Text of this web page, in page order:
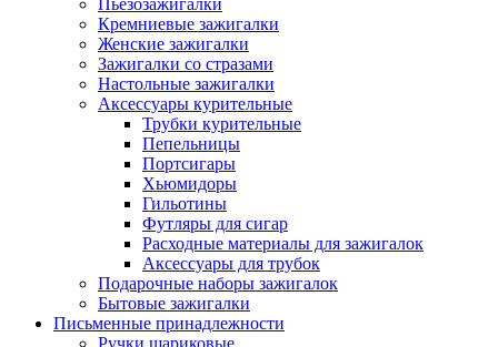
Пьезозажигалки
Кремниевые зажигалки
Женские зажигалки
Зажигалки со стразами
Настольные зажигалки
Аксессуары курительные
Трубки курительные
Пепельницы
Портсигары
Хьюмидоры
Гильотины
Футляры для сигар
Расходные материалы для зажигалок
Аксессуары для трубок
Подарочные наборы зажигалок
Бытовые зажигалки
Письменные принадлежности
Ручки шариковые